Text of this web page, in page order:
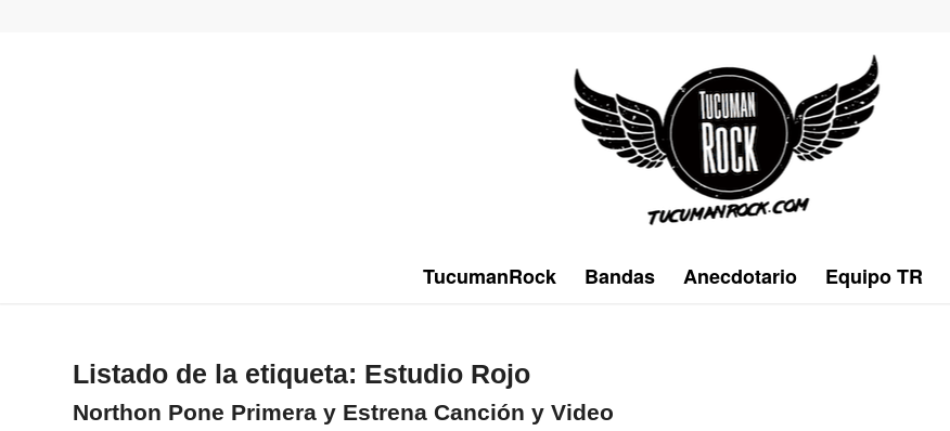
TucumanRock Bandas Anecdotario Equipo TR
Listado de la etiqueta: Estudio Rojo
Northon Pone Primera y Estrena Canción y Video